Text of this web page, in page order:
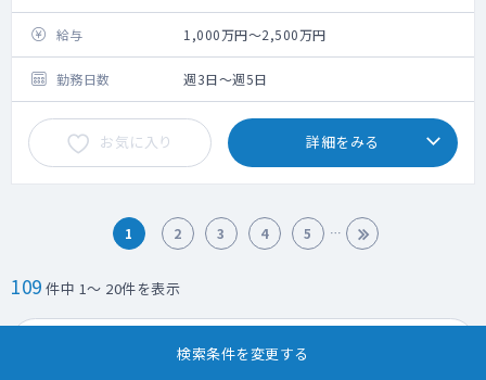
現在は休止しておりますが、一部訪問診療を
担っていただきたいご意向もございます
給与 1,000万円～2,500万円
勤務日数 週3日～週5日
お気に入り 詳細をみる
1 2 3 4 5
109 件中 1～ 20件を表示
検索条件を変更する